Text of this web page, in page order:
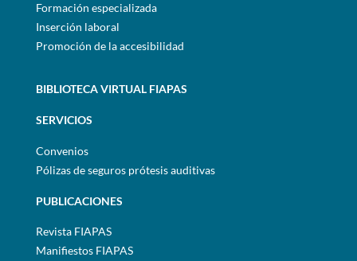
Formación especializada
Inserción laboral
Promoción de la accesibilidad
BIBLIOTECA VIRTUAL FIAPAS
SERVICIOS
Convenios
Pólizas de seguros prótesis auditivas
PUBLICACIONES
Revista FIAPAS
Manifiestos FIAPAS